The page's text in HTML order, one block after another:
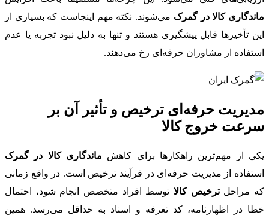
ماندگاری کالا در گمرک می‌شوند. نکته مهم اینجاست که بسیاری از
این تأخیرها قابل پیشگیری هستند و تنها به دلیل نبود تجربه یا عدم
استفاده از مشاوران حرفه‌ای رخ می‌دهند.
مدیریت حرفه‌ای ترخیص و تأثیر آن بر
سرعت خروج کالا
یکی از مهم‌ترین راهکارها برای کاهش ماندگاری کالا در گمرک
استفاده از مدیریت حرفه‌ای در فرآیند ترخیص است. در واقع زمانی
که مراحلترخیص کالا توسط افراد متخصص انجام شود، احتمال
خطا در اظهارنامه، کد تعرفه و اسناد به حداقل می‌رسد. همین